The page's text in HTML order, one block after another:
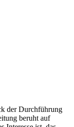
der Durchführung
beruht auf